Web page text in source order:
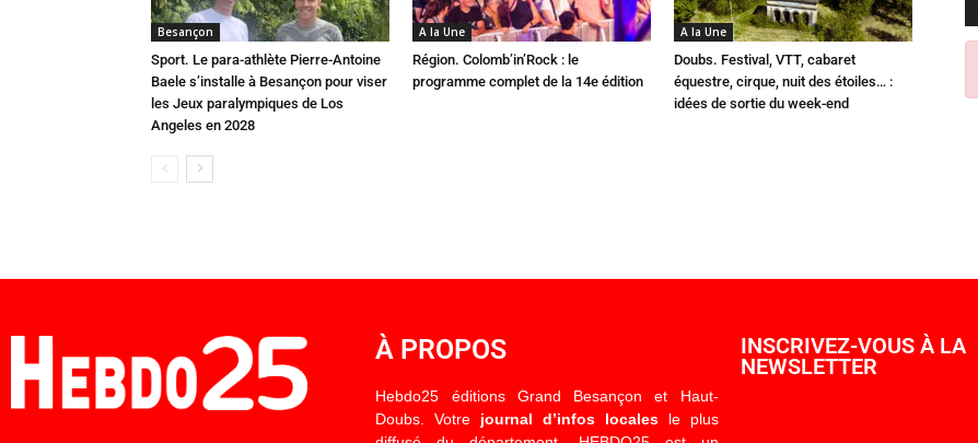
Besançon
Sport. Le para-athlète Pierre-Antoine
Baele s’installe à Besançon pour viser
les Jeux paralympiques de Los
Angeles en 2028
A la Une
Région. Colomb’in’Rock : le
programme complet de la 14e édition
A la Une
Doubs. Festival, VTT, cabaret
équestre, cirque, nuit des étoiles… :
idées de sortie du week-end
À PROPOS
Hebdo25 éditions Grand Besançon et Haut-
Doubs. Votre journal d’infos localesle plus
INSCRIVEZ-VOUS À LA
NEWSLETTER